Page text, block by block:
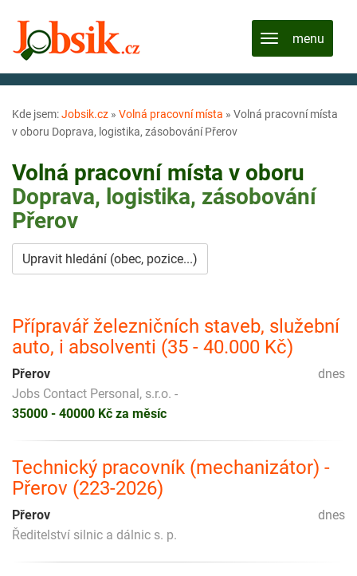
Kde jsem:Jobsik.cz » Volná pracovní místa » Volná pracovní místa
v oboru Doprava, logistika, zásobování Přerov
Volná pracovní místa v oboru
Doprava, logistika, zásobování
Přerov
Upravit hledání (obec, pozice...)
Přípravář železničních staveb, služební
auto, i absolventi (35 - 40.000 Kč)
dnes
Přerov
Jobs Contact Personal, s.r.o. -
35000 - 40000 Kč za měsíc
Technický pracovník (mechanizátor) -
Přerov (223-2026)
dnes
Přerov
Ředitelství silnic a dálnic s. p.